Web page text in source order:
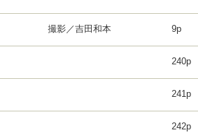
撮影／吉田和本 9p
240p
241p
242p